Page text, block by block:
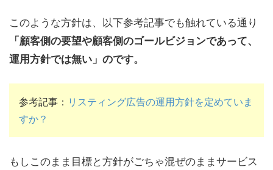
このような方針は、以下参考記事でも触れている通り
「顧客側の要望や顧客側のゴールビジョンであって、
運用方針では無い」のです。
参考記事： リスティング広告の運用方針を定めていま
すか？
もしこのまま目標と方針がごちゃ混ぜのままサービス